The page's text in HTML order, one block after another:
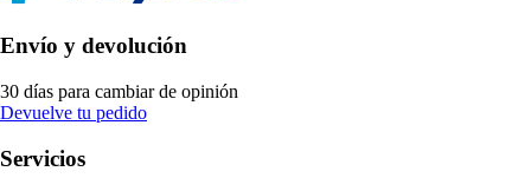
Envío y devolución
30 días para cambiar de opinión
Devuelve tu pedido
Servicios